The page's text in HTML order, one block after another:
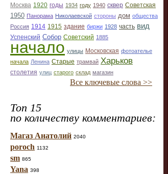
Москва 1920 годы 1934 году 1940 сквер Советская
1950 Панорама Николаевской стороны дом общества
Россия 1914 1915 здание биржи 1928 часть вид
Успенский Собор Советский 1885
начало улицы Московская фотоателье
начала Ленина Старые трамвай Харьков
столетия улиц старого склад магазин
Все ключевые слова >>
Топ 15
по количеству комментариев:
Магаз Анатолий 2040
poroch 1132
sm 865
Yana 398